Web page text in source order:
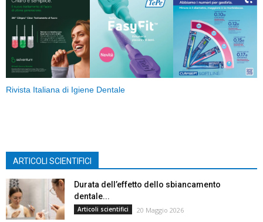
Rivista Italiana di Igiene Dentale
ARTICOLI SCIENTIFICI
Durata dell’effetto dello sbiancamento
dentale...
Articoli scientifici 20 Maggio 2026